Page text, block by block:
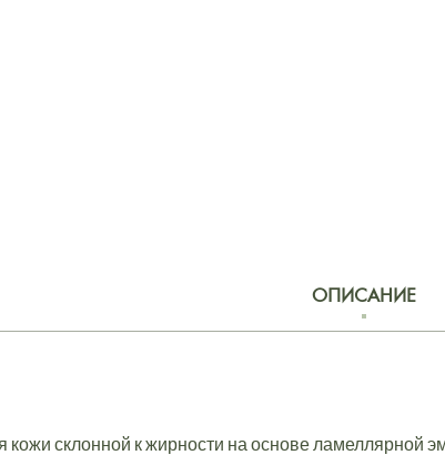
ОПИСАНИЕ
кожи склонной к жирности на основе ламеллярной